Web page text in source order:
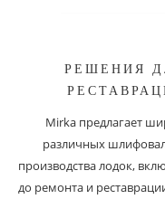
РЕШЕНИЯ
Mirka предлагает
различных
производства лодок,
до ремонта и